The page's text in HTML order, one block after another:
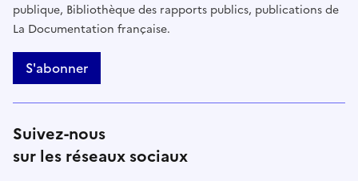
publique, Bibliothèque des rapports publics, publications de
La Documentation française.
S'abonner
Suivez-nous
sur les réseaux sociaux